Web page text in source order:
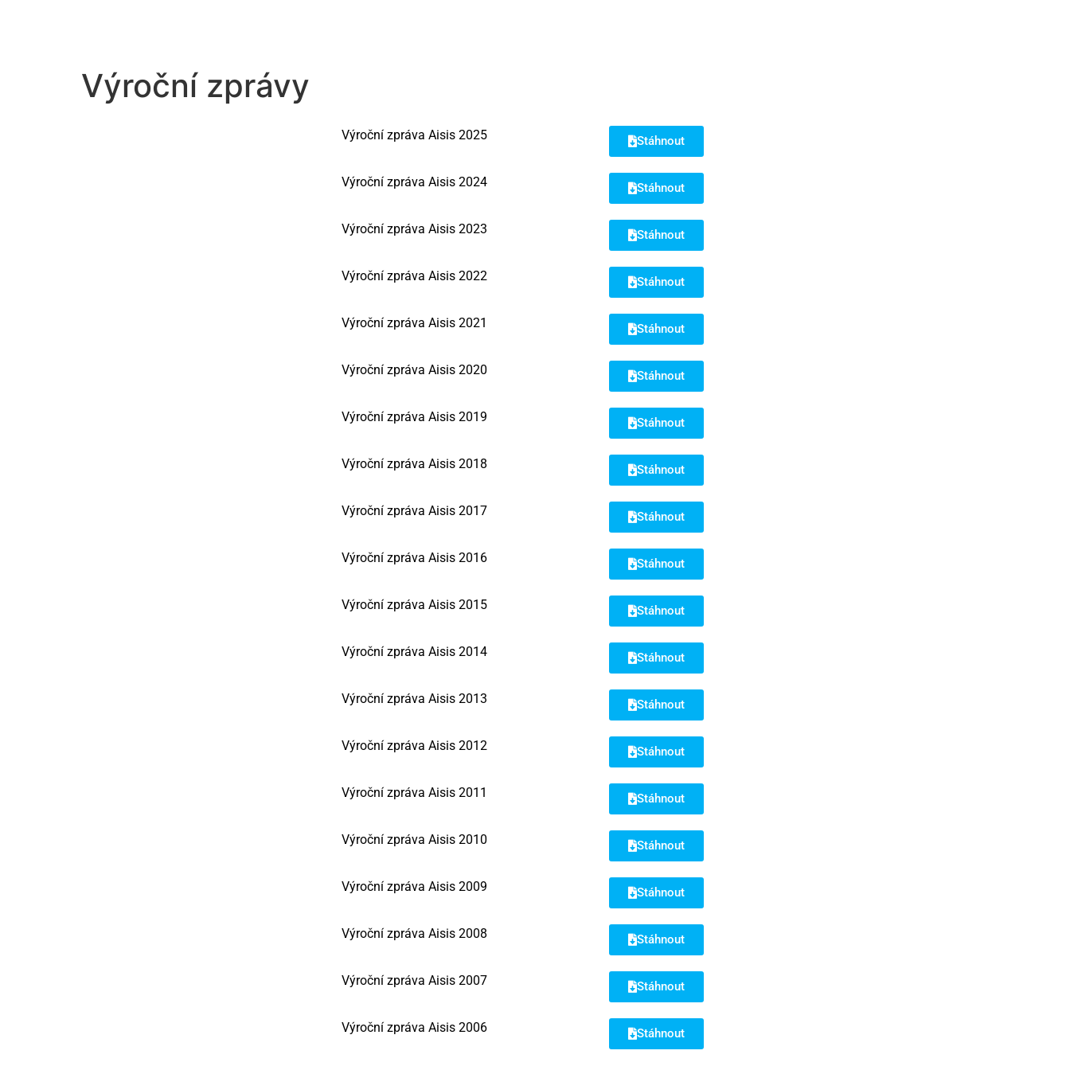
Výroční zprávy
Výroční zpráva Aisis 2025 Stáhnout
Výroční zpráva Aisis 2024 Stáhnout
Výroční zpráva Aisis 2023 Stáhnout
Výroční zpráva Aisis 2022 Stáhnout
Výroční zpráva Aisis 2021 Stáhnout
Výroční zpráva Aisis 2020 Stáhnout
Výroční zpráva Aisis 2019 Stáhnout
Výroční zpráva Aisis 2018 Stáhnout
Výroční zpráva Aisis 2017 Stáhnout
Výroční zpráva Aisis 2016 Stáhnout
Výroční zpráva Aisis 2015 Stáhnout
Výroční zpráva Aisis 2014 Stáhnout
Výroční zpráva Aisis 2013 Stáhnout
Výroční zpráva Aisis 2012 Stáhnout
Výroční zpráva Aisis 2011 Stáhnout
Výroční zpráva Aisis 2010 Stáhnout
Výroční zpráva Aisis 2009 Stáhnout
Výroční zpráva Aisis 2008 Stáhnout
Výroční zpráva Aisis 2007 Stáhnout
Výroční zpráva Aisis 2006 Stáhnout